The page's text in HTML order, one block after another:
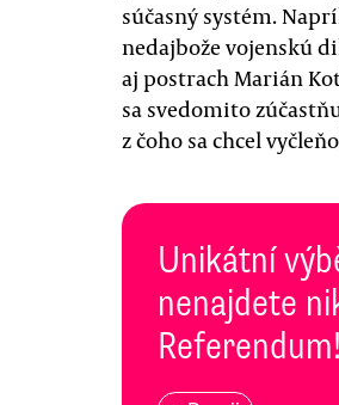
súčasný systém.
nedajbože vojenskú
aj postrach Marián
sa svedomito
z čoho sa chcel
Unikátní
nenajdete
Referendum!